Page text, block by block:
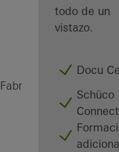
todo de un
vistazo.
Docu
Schüco
Connect
Fabricantes